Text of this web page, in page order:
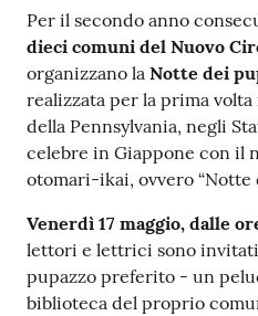
Contenuto
Per il secondo anno
dieci comuni del Nuovo
organizzano la Notte dei
realizzata per la prima
della Pennsylvania, negli
celebre in Giappone con il
otomari-ikai, ovvero “Notte
Venerdì 17 maggio, dalle
lettori e lettrici sono
pupazzo preferito - un
biblioteca del proprio